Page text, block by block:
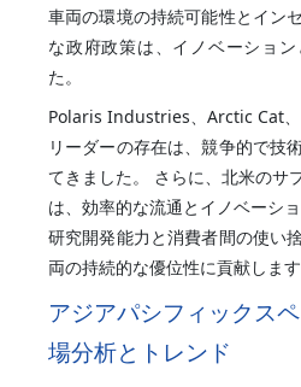
車両の環境の持続可能性とイン
な政府政策は、イノベーショ
た。
Polaris Industries、Arctic Cat、
リーダーの存在は、競争的で技
てきました。 さらに、北米のサ
は、効率的な流通とイノベーシ
研究開発能力と消費者間の使い
両の持続的な優位性に貢献します
アジアパシフィックス
場分析とトレンド